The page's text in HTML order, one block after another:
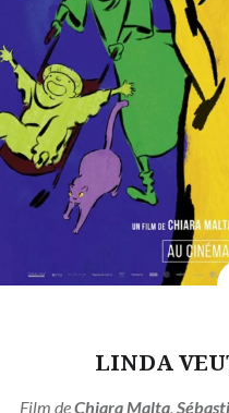
LINDA
Film deChiara Malta,